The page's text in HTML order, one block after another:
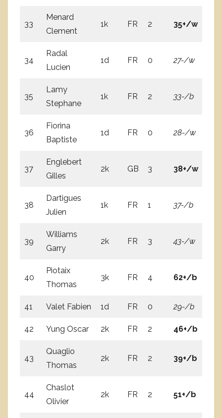
33
Menard
Clement
1k FR 2 35+/w
34
Radal
Lucien
1d FR 0 27-/w
35
Lamy
Stephane
1k FR 2 33-/b
36
Fiorina
Baptiste
1d FR 0 28-/w
37
Englebert
Gilles
2k GB 3 38+/w
38
Dartigues
Julien
1k FR 1 37-/b
39
Williams
Garry
2k FR 3 43-/w
40
Piotaix
Thomas
3k FR 4 62+/b
41 Valet Fabien 1d FR 0 29-/b
42 Yung Oscar 2k FR 2 46+/b
43
Quaglio
Thomas
2k FR 2 39+/b
44
Chaslot
Olivier
2k FR 2 51+/b